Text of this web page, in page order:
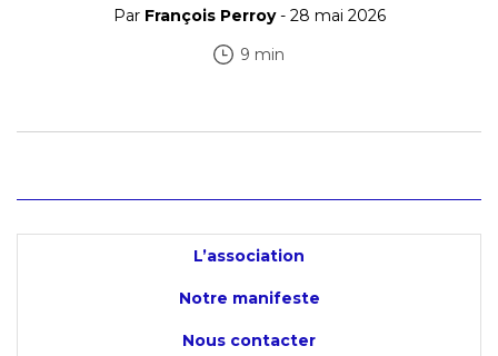
Par François Perroy- 28 mai 2026
9 min
L’association
Notre manifeste
Nous contacter